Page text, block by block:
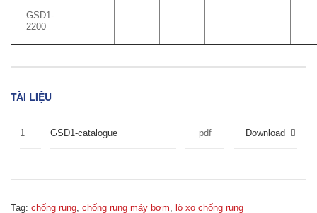
GSD1-
2200
TÀI LIỆU
1 GSD1-catalogue pdf Download
Tag: chống rung, chống rung máy bơm, lò xo chống rung